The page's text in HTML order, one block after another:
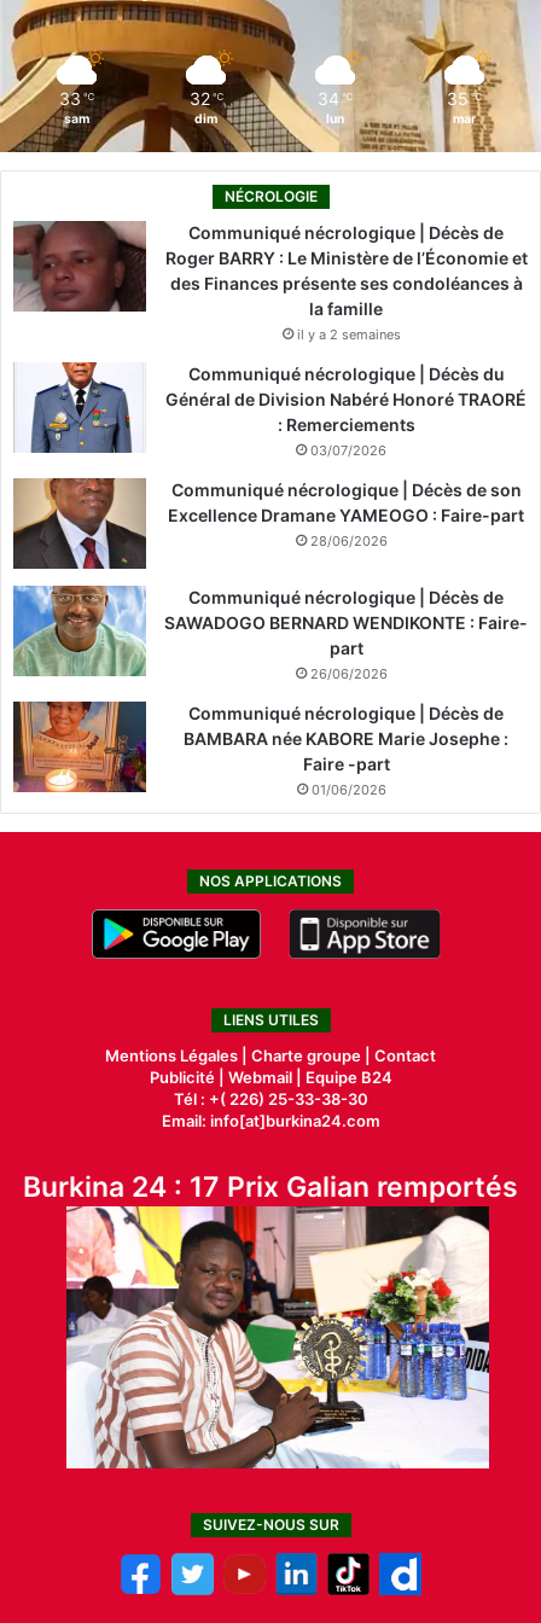
k
n
33 ℃
sam
32 ℃
dim
34 ℃
lun
35 ℃
mar
NÉCROLOGIE
Communiqué nécrologique | Décès de
Roger BARRY : Le Ministère de l’Économie et
des Finances présente ses condoléances à
la famille
il y a 2 semaines
Communiqué nécrologique | Décès du
Général de Division Nabéré Honoré TRAORÉ
: Remerciements
03/07/2026
Communiqué nécrologique | Décès de son
Excellence Dramane YAMEOGO : Faire-part
28/06/2026
Communiqué nécrologique | Décès de
SAWADOGO BERNARD WENDIKONTE : Faire-
part
26/06/2026
Communiqué nécrologique | Décès de
BAMBARA née KABORE Marie Josephe :
Faire -part
01/06/2026
NOS APPLICATIONS
LIENS UTILES
Mentions Légales | Charte groupe | Contact
Publicité| Webmail |
Equipe B24
Tél : +( 226) 25-33-38-30
Email: info[at]burkina24.com
Burkina 24 : 17 Prix Galian remportés
SUIVEZ-NOUS SUR